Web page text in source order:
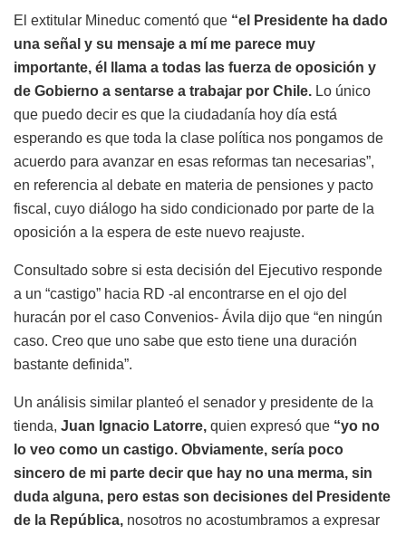
El extitular Mineduc comentó que “el Presidente ha dado
una señal y su mensaje a mí me parece muy
importante, él llama a todas las fuerza de oposición y
de Gobierno a sentarse a trabajar por Chile. Lo único
que puedo decir es que la ciudadanía hoy día está
esperando es que toda la clase política nos pongamos de
acuerdo para avanzar en esas reformas tan necesarias”,
en referencia al debate en materia de pensiones y pacto
fiscal, cuyo diálogo ha sido condicionado por parte de la
oposición a la espera de este nuevo reajuste.
Consultado sobre si esta decisión del Ejecutivo responde
a un “castigo” hacia RD -al encontrarse en el ojo del
huracán por el caso Convenios- Ávila dijo que “en ningún
caso. Creo que uno sabe que esto tiene una duración
bastante definida”.
Un análisis similar planteó el senador y presidente de la
tienda, Juan Ignacio Latorre, quien expresó que “yo no
lo veo como un castigo. Obviamente, sería poco
sincero de mi parte decir que hay no una merma, sin
duda alguna, pero estas son decisiones del Presidente
de la República, nosotros no acostumbramos a expresar